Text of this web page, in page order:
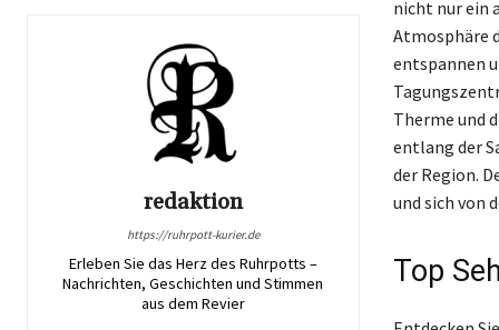
redaktion
https://ruhrpott-kurier.de
Erleben Sie das Herz des Ruhrpotts –
Nachrichten, Geschichten und Stimmen
aus dem Revier
nicht nur ein
Atmosphäre
entspannen
Therme und
entlang der
der Region.
und sich von
Top